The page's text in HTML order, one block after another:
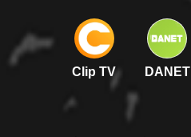
Clip TV DANET